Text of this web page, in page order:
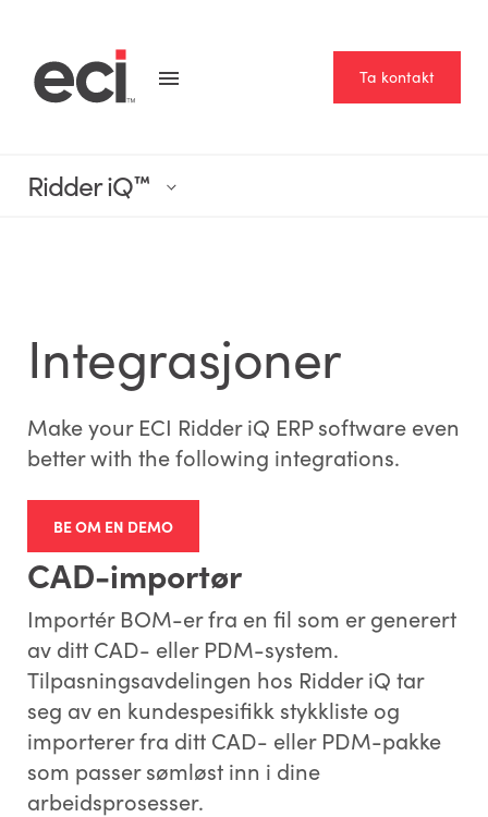
Ta kontakt
Ridder iQ™
Integrasjoner
Make your ECI Ridder iQ ERP software even
better with the following integrations.
BE OM EN DEMO
CAD-importør
Importér BOM-er fra en fil som er generert
av ditt CAD- eller PDM-system.
Tilpasningsavdelingen hos Ridder iQ tar
seg av en kundespesifikk stykkliste og
importerer fra ditt CAD- eller PDM-pakke
som passer sømløst inn i dine
arbeidsprosesser.